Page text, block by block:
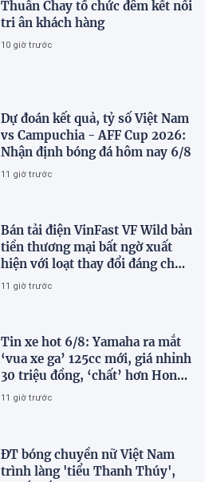
Thuần Chay tổ chức đêm kết nối
tri ân khách hàng
10 giờ trước
Dự đoán kết quả, tỷ số Việt Nam
vs Campuchia - AFF Cup 2026:
Nhận định bóng đá hôm nay 6/8
11 giờ trước
Bán tải điện VinFast VF Wild bản
tiền thương mại bất ngờ xuất
hiện với loạt thay đổi đáng chú
ý
11 giờ trước
Tin xe hot 6/8: Yamaha ra mắt
‘vua xe ga’ 125cc mới, giá nhỉnh
30 triệu đồng, ‘chất’ hơn Honda
Vision và SH Mode
11 giờ trước
ĐT bóng chuyền nữ Việt Nam
trình làng 'tiểu Thanh Thúy',